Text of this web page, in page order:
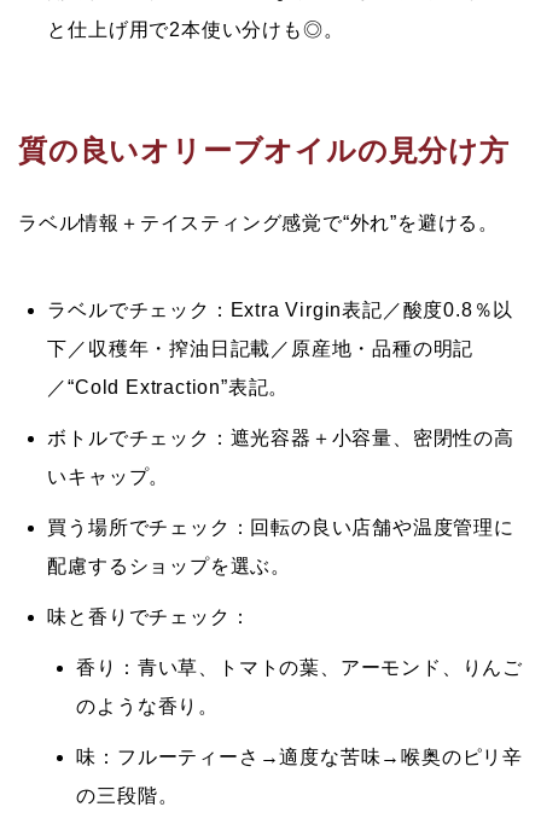
と仕上げ用で2本使い分けも◎。
質の良いオリーブオイルの見分け方
ラベル情報＋テイスティング感覚で“外れ”を避ける。
ラベルでチェック： Extra Virgin表記／酸度0.8％以
下／収穫年・搾油日記載／原産地・品種の明記
／“Cold Extraction”表記。
ボトルでチェック： 遮光容器＋小容量、密閉性の高
いキャップ。
買う場所でチェック： 回転の良い店舗や温度管理に
配慮するショップを選ぶ。
味と香りでチェック：
香り：青い草、トマトの葉、アーモンド、りんご
のような香り。
味：フルーティーさ→適度な苦味→喉奥のピリ辛
の三段階。